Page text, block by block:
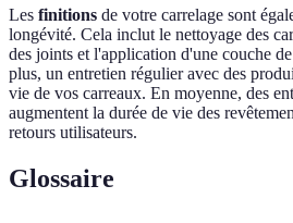
Les finitions de votre carrelage sont
longévité. Cela inclut le nettoyage des
des joints et l'application d'une couche
plus, un entretien régulier avec des
vie de vos carreaux. En moyenne, des
augmentent la durée de vie des
retours utilisateurs.
Glossaire